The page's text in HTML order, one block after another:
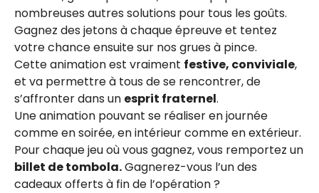
nombreuses autres solutions pour tous les goûts.
Gagnez des jetons à chaque épreuve et tentez
votre chance ensuite sur nos grues à pince.
Cette animation est vraiment festive, conviviale,
et va permettre à tous de se rencontrer, de
s’affronter dans un esprit fraternel.
Une animation pouvant se réaliser en journée
comme en soirée, en intérieur comme en extérieur.
Pour chaque jeu où vous gagnez, vous remportez un
billet de tombola.Gagnerez-vous l’un des
cadeaux offerts à fin de l’opération ?